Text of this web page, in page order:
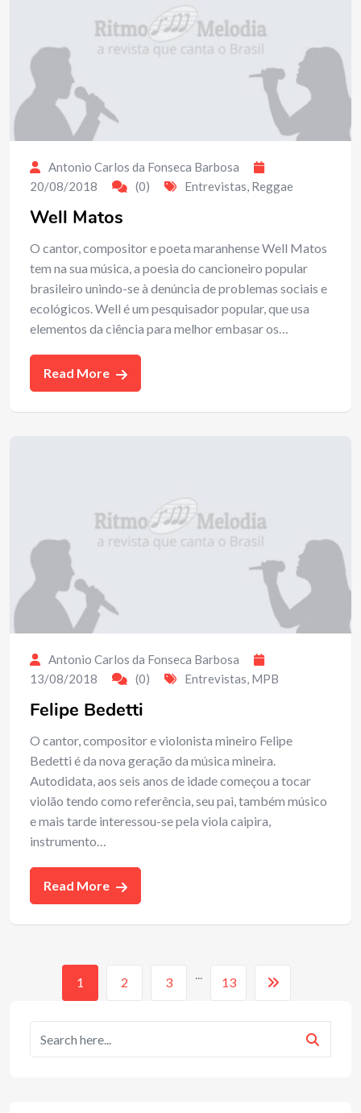
Antonio Carlos da Fonseca Barbosa
20/08/2018
(0) Entrevistas, Reggae
Well Matos
O cantor, compositor e poeta maranhense Well Matos
tem na sua música, a poesia do cancioneiro popular
brasileiro unindo-se à denúncia de problemas sociais e
ecológicos. Well é um pesquisador popular, que usa
elementos da ciência para melhor embasar os…
Read More
Antonio Carlos da Fonseca Barbosa
13/08/2018
(0) Entrevistas, MPB
Felipe Bedetti
O cantor, compositor e violonista mineiro Felipe
Bedetti é da nova geração da música mineira.
Autodidata, aos seis anos de idade começou a tocar
violão tendo como referência, seu pai, também músico
e mais tarde interessou-se pela viola caipira,
instrumento…
Read More
1 2 3 13